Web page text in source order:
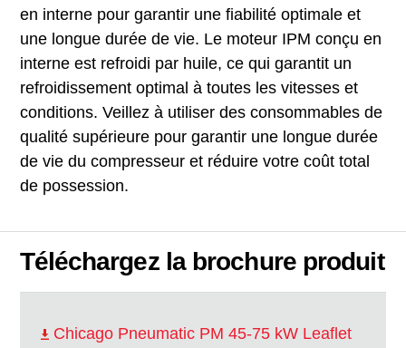
en interne pour garantir une fiabilité optimale et
une longue durée de vie. Le moteur IPM conçu en
interne est refroidi par huile, ce qui garantit un
refroidissement optimal à toutes les vitesses et
conditions. Veillez à utiliser des consommables de
qualité supérieure pour garantir une longue durée
de vie du compresseur et réduire votre coût total
de possession.
Téléchargez la brochure produit
Chicago Pneumatic PM 45-75 kW Leaflet